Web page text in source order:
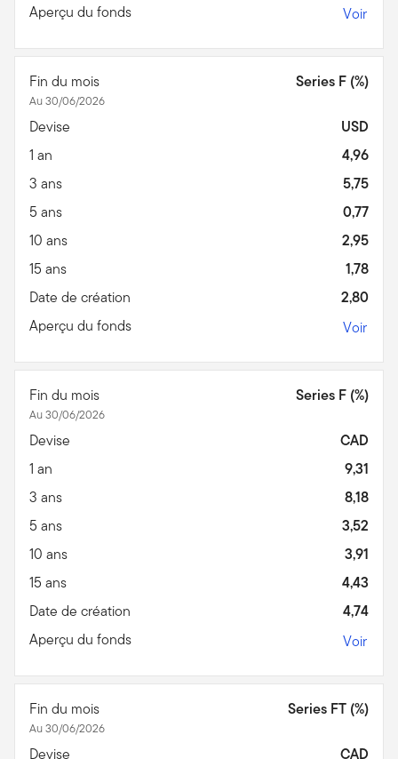
Aperçu du fonds
Voir
Fin du mois
Au 30/06/2026
Series F (%)
Devise
USD
1 an
4,96
3 ans
5,75
5 ans
0,77
10 ans
2,95
15 ans
1,78
Date de création
2,80
Aperçu du fonds
Voir
Fin du mois
Au 30/06/2026
Series F (%)
Devise
CAD
1 an
9,31
3 ans
8,18
5 ans
3,52
10 ans
3,91
15 ans
4,43
Date de création
4,74
Aperçu du fonds
Voir
Fin du mois
Au 30/06/2026
Series FT (%)
Devise CAD